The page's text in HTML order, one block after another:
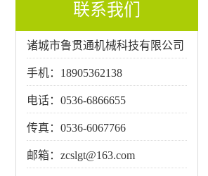
联系我们
诸城市鲁贯通机械科技有限公司
手机：18905362138
电话：0536-6866655
传真：0536-6067766
邮箱：zcslgt@163.com